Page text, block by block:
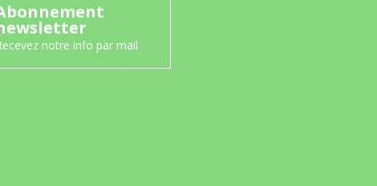
notre info par mail